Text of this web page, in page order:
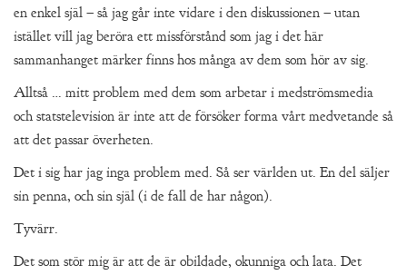
en enkel själ – så jag går inte vidare i den diskussionen – utan
istället vill jag beröra ett missförstånd som jag i det här
sammanhanget märker finns hos många av dem som hör av sig.
Alltså … mitt problem med dem som arbetar i medströmsmedia
och statstelevision är inte att de försöker forma vårt medvetande så
att det passar överheten.
Det i sig har jag inga problem med. Så ser världen ut. En del säljer
sin penna, och sin själ (i de fall de har någon).
Tyvärr.
Det som stör mig är att de är obildade, okunniga och lata. Det